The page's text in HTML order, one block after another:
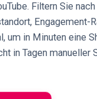
Filtern Sie
Engagement-
um in Minuten eine
in Tagen manueller